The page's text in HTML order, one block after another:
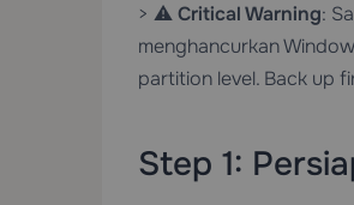
> ⚠️Critical Warning:
menghancurkan
partition level. Back up
Step 1: